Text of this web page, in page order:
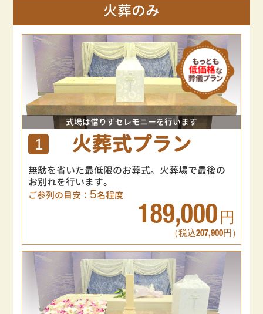
火葬のみ
式場は借りずセレモニーを行います
1 火葬式プラン
無駄を省いた最低限のお葬式。火葬場で最後の
お別れを行います。
ご参列の目安： 5名程度
189,000 円
（税込207,900円）